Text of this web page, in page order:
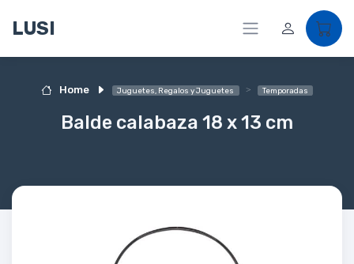
LUSI
Home Juguetes, Regalos y Juguetes Temporadas
Balde calabaza 18 x 13 cm